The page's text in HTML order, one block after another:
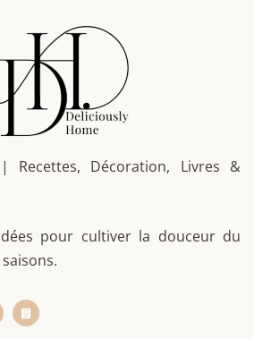
Recettes, Décoration, Livres &
pour cultiver la douceur du